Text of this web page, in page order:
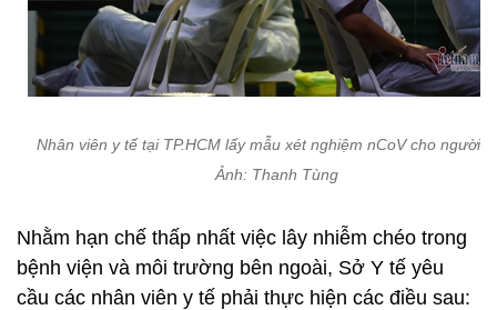
Nhân viên y tế tại TP.HCM lấy mẫu xét nghiệm nCoV cho người
Ảnh: Thanh Tùng
Nhằm hạn chế thấp nhất việc lây nhiễm chéo trong
bệnh viện và môi trường bên ngoài, Sở Y tế yêu
cầu các nhân viên y tế phải thực hiện các điều sau: